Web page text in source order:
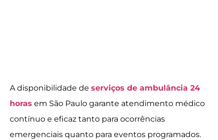
A disponibilidade de serviços de ambulância 24
horas em São Paulo garante atendimento médico
contínuo e eficaz tanto para ocorrências
emergenciais quanto para eventos programados.